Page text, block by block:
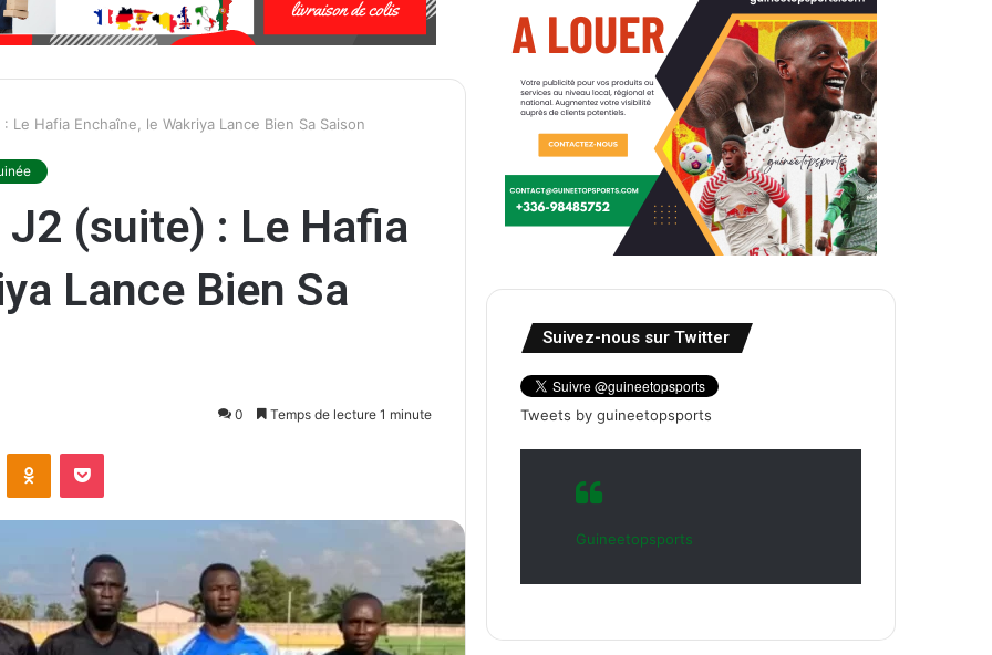
Le Hafia Enchaîne, le Wakriya Lance Bien Sa Saison
(suite) : Le Hafia
Lance Bien Sa
0 Temps de lecture 1 minute
Suivez-nous sur Twitter
Tweets by guineetopsports
Guineetopsports